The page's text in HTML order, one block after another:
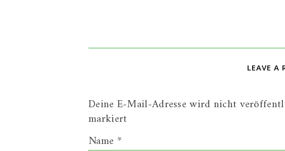
LEAVE A
Deine E-Mail-Adresse wird nicht
markiert
Name *